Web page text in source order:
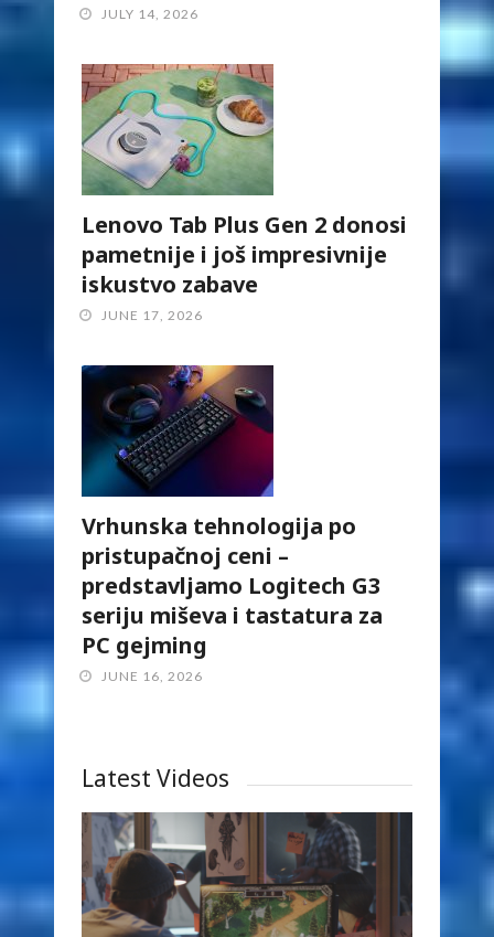
JULY 14, 2026
Lenovo Tab Plus Gen 2 donosi
pametnije i još impresivnije
iskustvo zabave
JUNE 17, 2026
Vrhunska tehnologija po
pristupačnoj ceni –
predstavljamo Logitech G3
seriju miševa i tastatura za
PC gejming
JUNE 16, 2026
Latest Videos